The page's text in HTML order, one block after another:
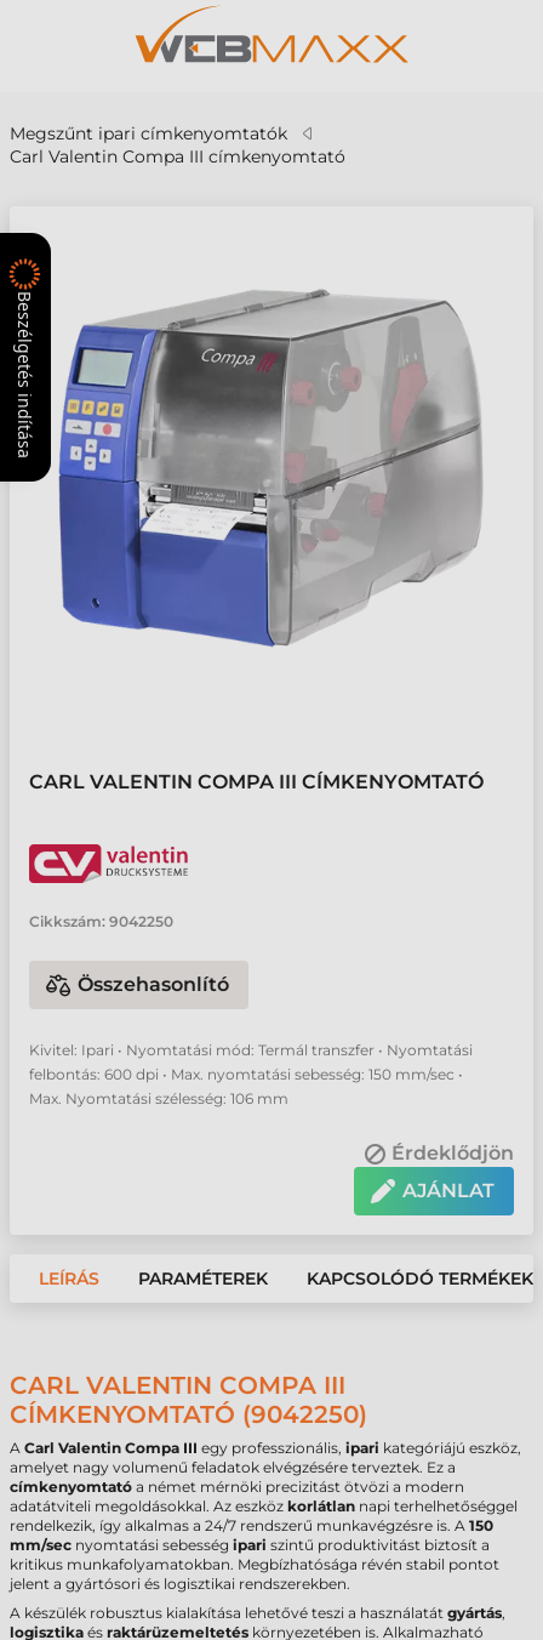
Megszűnt ipari címkenyomtatók
Carl Valentin Compa III címkenyomtató
CARL VALENTIN COMPA III CÍMKENYOMTATÓ
Cikkszám: 9042250
Összehasonlító
Kivitel: Ipari • Nyomtatási mód: Termál transzfer • Nyomtatási
felbontás: 600 dpi • Max. nyomtatási sebesség: 150 mm/sec •
Max. Nyomtatási szélesség: 106 mm
Érdeklődjön
AJÁNLAT
LEÍRÁS PARAMÉTEREK KAPCSOLÓDÓ TERMÉKEK
CARL VALENTIN COMPA III
CÍMKENYOMTATÓ (9042250)
A Carl Valentin Compa III egy professzionális, ipari kategóriájú eszköz,
amelyet nagy volumenű feladatok elvégzésére terveztek. Ez a
címkenyomtató a német mérnöki precizitást ötvözi a modern
adatátviteli megoldásokkal. Az eszköz korlátlan napi terhelhetőséggel
rendelkezik, így alkalmas a 24/7 rendszerű munkavégzésre is. A 150
mm/sec nyomtatási sebesség ipari szintű produktivitást biztosít a
kritikus munkafolyamatokban. Megbízhatósága révén stabil pontot
jelent a gyártósori és logisztikai rendszerekben.
A készülék robusztus kialakítása lehetővé teszi a használatát gyártás,
logisztika és raktárüzemeltetés környezetében is. Alkalmazható
Beszélgetés indítása